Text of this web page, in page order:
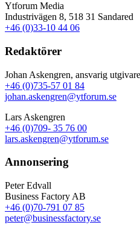
Ytforum Media
Industrivägen 8, 518 31 Sandared
+46 (0)33-10 44 06
Redaktörer
Johan Askengren, ansvarig utgivare
+46 (0)735-57 01 84
johan.askengren@ytforum.se
Lars Askengren
+46 (0)709- 35 76 00
lars.askengren@ytforum.se
Annonsering
Peter Edvall
Business Factory AB
+46 (0)70-791 07 85
peter@businessfactory.se